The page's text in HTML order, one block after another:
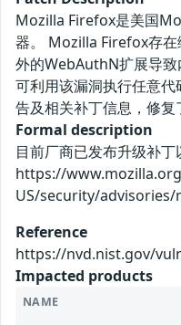
Mozilla Firefox是美国
器。 Mozilla Firefox存
外的WebAuthN扩展导
可利用该漏洞执行任意
告及相关补丁信息，修复
Formal description
目前厂商已发布升级补丁
https://
US/security/advisories/
Reference
https://nvd.nist.gov/
Impacted products
NAME